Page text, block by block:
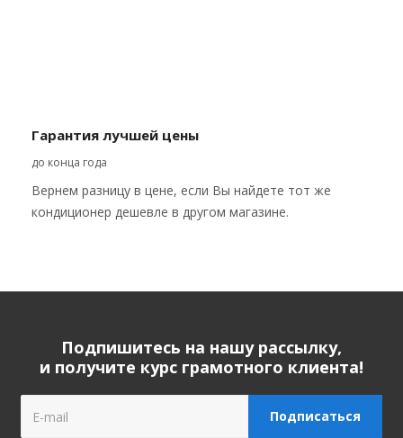
Гарантия лучшей цены
до конца года
Вернем разницу в цене, если Вы найдете тот же
кондиционер дешевле в другом магазине.
Подпишитесь на нашу рассылку,
и получите курс грамотного клиента!